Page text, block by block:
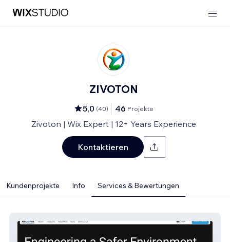
ZIVOTON
5,0 (40) 46 Projekte
Zivoton | Wix Expert | 12+ Years Experience
Kontaktieren
Kundenprojekte Info Services & Bewertungen